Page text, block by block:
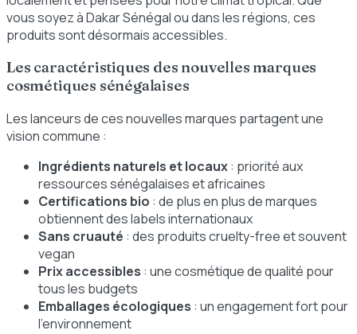
vous soyez à Dakar Sénégal ou dans les régions, ces
produits sont désormais accessibles.
Les caractéristiques des nouvelles marques
cosmétiques sénégalaises
Les lanceurs de ces nouvelles marques partagent une
vision commune :
Ingrédients naturels et locaux: priorité aux
ressources sénégalaises et africaines
Certifications bio : de plus en plus de marques
obtiennent des labels internationaux
Sans cruauté : des produits cruelty-free et souvent
vegan
Prix accessibles : une cosmétique de qualité pour
tous les budgets
Emballages écologiques : un engagement fort pour
l'environnement